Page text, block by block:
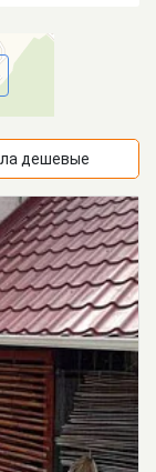
Сначала дешевые